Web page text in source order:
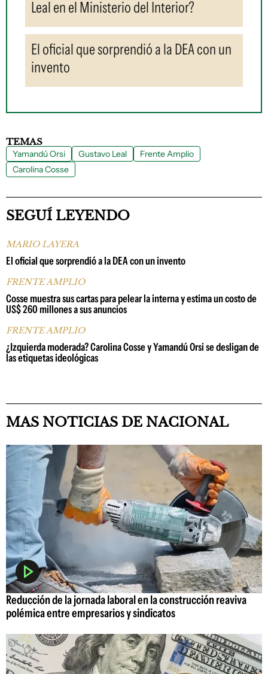
Leal en el Ministerio del Interior?
El oficial que sorprendió a la DEA con un
invento
TEMAS
Yamandú Orsi Gustavo Leal
Frente Amplio
Carolina Cosse
SEGUÍ LEYENDO
MARIO LAYERA
El oficial que sorprendió a la DEA con un invento
FRENTE AMPLIO
Cosse muestra sus cartas para pelear la interna y estima un costo de
US$ 260 millones a sus anuncios
FRENTE AMPLIO
¿Izquierda moderada? Carolina Cosse y Yamandú Orsi se desligan de
las etiquetas ideológicas
MAS NOTICIAS DE NACIONAL
Reducción de la jornada laboral en la construcción reaviva
polémica entre empresarios y sindicatos